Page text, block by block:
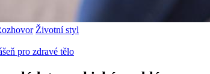
Životní styl
pro zdravé tělo